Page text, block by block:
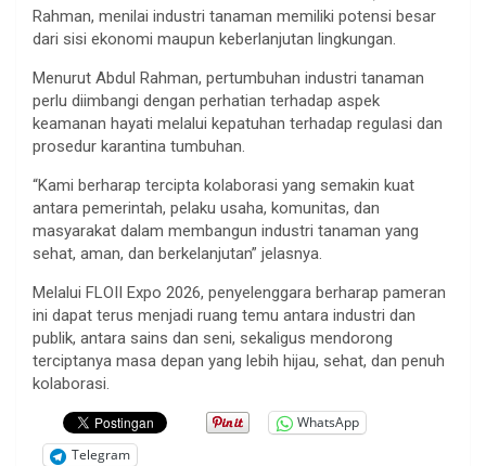
Rahman, menilai industri tanaman memiliki potensi besar
dari sisi ekonomi maupun keberlanjutan lingkungan.
Menurut Abdul Rahman, pertumbuhan industri tanaman
perlu diimbangi dengan perhatian terhadap aspek
keamanan hayati melalui kepatuhan terhadap regulasi dan
prosedur karantina tumbuhan.
“Kami berharap tercipta kolaborasi yang semakin kuat
antara pemerintah, pelaku usaha, komunitas, dan
masyarakat dalam membangun industri tanaman yang
sehat, aman, dan berkelanjutan” jelasnya.
Melalui FLOII Expo 2026, penyelenggara berharap pameran
ini dapat terus menjadi ruang temu antara industri dan
publik, antara sains dan seni, sekaligus mendorong
terciptanya masa depan yang lebih hijau, sehat, dan penuh
kolaborasi.
WhatsApp
Telegram